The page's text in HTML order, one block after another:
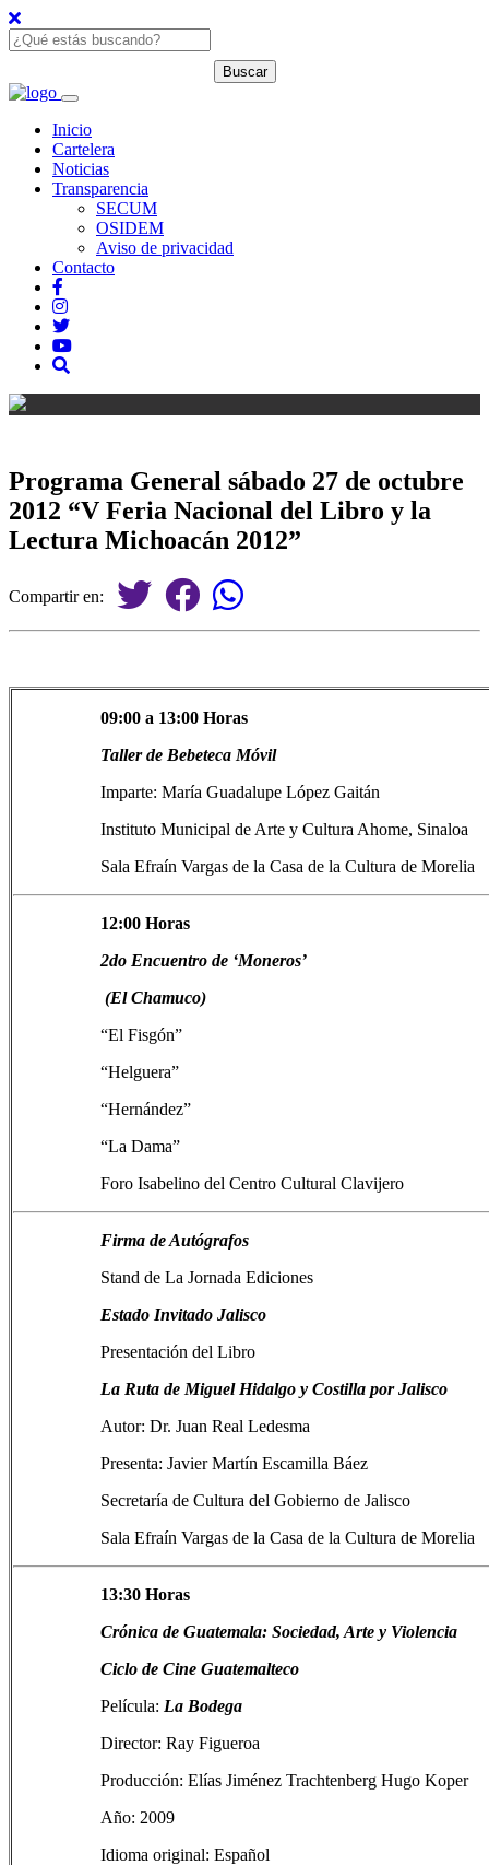
Inicio
Cartelera
Noticias
Transparencia
SECUM
OSIDEM
Aviso de privacidad
Contacto
Programa General sábado 27 de octubre
2012 “V Feria Nacional del Libro y la
Lectura Michoacán 2012”
Compartir en:
09:00 a 13:00 Horas
Taller de Bebeteca Móvil
Imparte: María Guadalupe López Gaitán
Instituto Municipal de Arte y Cultura Ahome, Sinaloa
Sala Efraín Vargas de la Casa de la Cultura de Morelia
12:00 Horas
2do Encuentro de ‘Moneros’
(El Chamuco)
“El Fisgón”
“Helguera”
“Hernández”
“La Dama”
Foro Isabelino del Centro Cultural Clavijero
Firma de Autógrafos
Stand de La Jornada Ediciones
Estado Invitado Jalisco
Presentación del Libro
La Ruta de Miguel Hidalgo y Costilla por Jalisco
Autor: Dr. Juan Real Ledesma
Presenta: Javier Martín Escamilla Báez
Secretaría de Cultura del Gobierno de Jalisco
Sala Efraín Vargas de la Casa de la Cultura de Morelia
13:30 Horas
Crónica de Guatemala: Sociedad, Arte y Violencia
Ciclo de Cine Guatemalteco
Película: La Bodega
Director: Ray Figueroa
Producción: Elías Jiménez Trachtenberg Hugo Koper
Año: 2009
Idioma original: Español